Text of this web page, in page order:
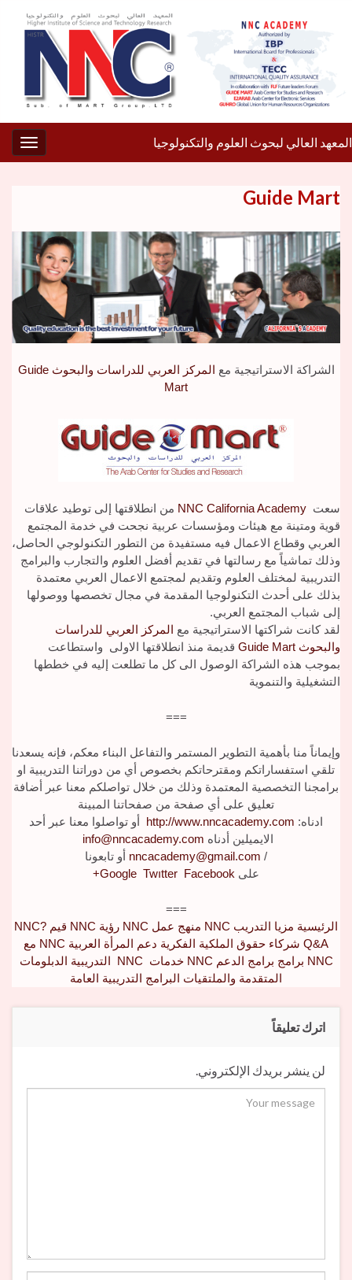
المعهد العالي لبحوث العلوم والتكنولوجيا
Guide Mart
الشراكة الاستراتيجية مع المركز العربي للدراسات والبحوث Guide
Mart
سعت NNC California Academy من انطلاقتها إلى توطيد علاقات
قوية ومتينة مع هيئات ومؤسسات عربية نجحت في خدمة المجتمع
العربي وقطاع الاعمال فيه مستفيدة من التطور التكنولوجي الحاصل،
وذلك تماشياً مع رسالتها في تقديم أفضل العلوم والتجارب والبرامج
التدريبية لمختلف العلوم وتقديم لمجتمع الاعمال العربي معتمدة
بذلك على أحدث التكنولوجيا المقدمة في مجال تخصصها ووصولها
إلى شباب المجتمع العربي.
لقد كانت شراكتها الاستراتيجية مع المركز العربي للدراسات
والبحوث Guide Mart قديمة منذ انطلاقتها الاولى واستطاعت
بموجب هذه الشراكة الوصول الى كل ما تطلعت إليه في خططها
التشغيلية والتنموية
===
وإيماناً منا بأهمية التطوير المستمر والتفاعل البناء معكم، فإنه يسعدنا
تلقي استفساراتكم ومقترحاتكم بخصوص أي من دوراتنا التدريبية او
برامجنا التخصصية المعتمدة وذلك من خلال تواصلكم معنا عبر أضافة
تعليق على أي صفحة من صفحاتنا المبينة
ادناه: http://www.nncacademy.com أو تواصلوا معنا عبر أحد
الايميلين أدناه info@nncacademy.com
/
nncacademy@gmail.com أو تابعونا
على Facebook
Twıtter
Google
+
===
الرئيسية
NNC? قيم NNC رؤية NNC منهج عمل NNC مزيا التدريب
مع NNC دعم المرأة العربية حقوق الملكية الفكرية شركاء Q&A
NNC خدماتNNC برامج الدعم برامج NNC التدريبية الدبلومات
المتقدمة والملتقيات البرامج التدريبية العامة
اترك تعليقاً
لن ينشر بريدك الإلكتروني.